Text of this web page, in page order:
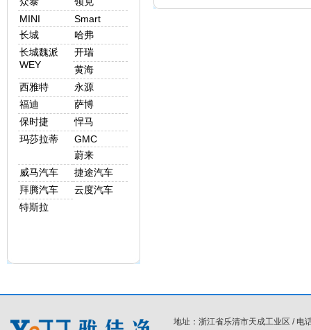
MINI
Smart
长城
哈弗
长城魏派
WEY
开瑞
黄海
西雅特
永源
福迪
萨博
保时捷
悍马
玛莎拉蒂
GMC
蔚来
威马汽车
捷途汽车
拜腾汽车
云度汽车
特斯拉
地址：浙江省乐清市天成工业区 /